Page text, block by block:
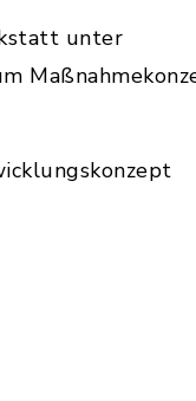
unter